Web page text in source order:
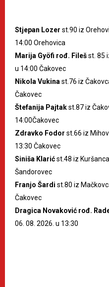
Stjepan Lozer st.90 iz
14:00 Orehovica
Marija Gyöfi rođ. Filešst. 85
u 14:00 Čakovec
Nikola Vukinast.76 iz
Čakovec
Štefanija Pajtakst.87 iz
14:00Čakovec
Zdravko Fodor st.66 iz
13:30 Čakovec
Siniša Klarićst.48 iz
Šandorovec
Franjo Šardi st.80 iz
Čakovec
Dragica Novaković rođ.
06. 08. 2026. u 13:30